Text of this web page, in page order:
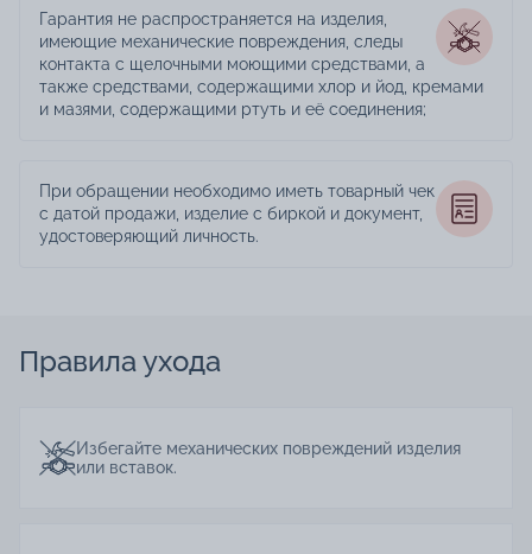
Гарантия не распространяется на изделия,
имеющие механические повреждения, следы
контакта с щелочными моющими средствами, а
также средствами, содержащими хлор и йод, кремами
и мазями, содержащими ртуть и её соединения;
При обращении необходимо иметь товарный чек
с датой продажи, изделие с биркой и документ,
удостоверяющий личность.
Правила ухода
Избегайте механических повреждений изделия
или вставок.